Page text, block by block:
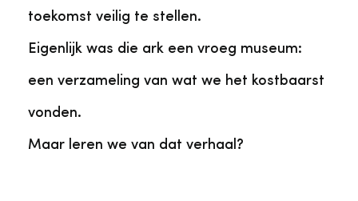
toekomst veilig te stellen.
Eigenlijk was die ark een vroeg museum:
een verzameling van wat we het kostbaarst
vonden.
Maar leren we van dat verhaal?